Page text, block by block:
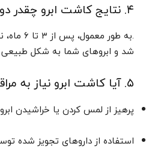
۴. نتایج کاشت ابرو چقدر دوام دارد؟
.به‌ طور
شد و ابروهای شما به شکل
۵. آیا کاشت ابرو نیاز به مراقبت خاصی دارد؟
پرهیز از لمس کردن یا خراشیدن
استفاده از داروهای تجویز شده